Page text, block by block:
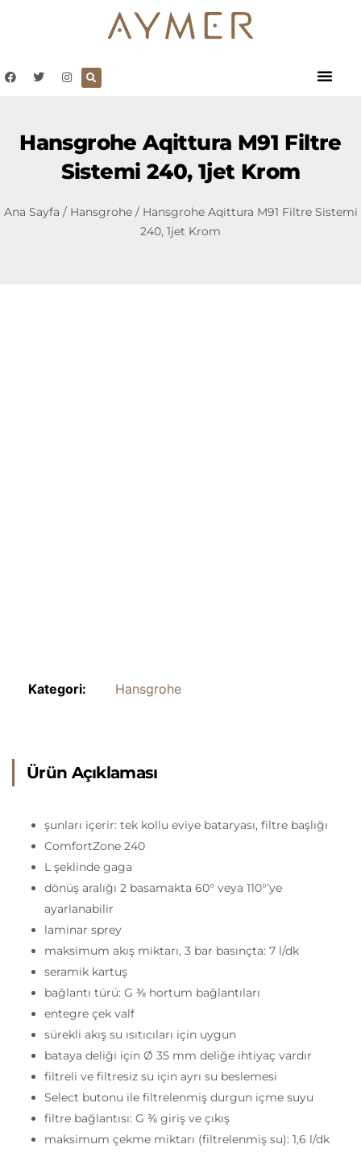
Hansgrohe Aqittura M91 Filtre
Sistemi 240, 1jet Krom
Ana Sayfa / Hansgrohe/ Hansgrohe Aqittura M91 Filtre Sistemi
240, 1jet Krom
Kategori: Hansgrohe
Ürün Açıklaması
şunları içerir: tek kollu eviye bataryası, filtre başlığı
ComfortZone 240
L şeklinde gaga
dönüş aralığı 2 basamakta 60° veya 110°’ye
ayarlanabilir
laminar sprey
maksimum akış miktarı, 3 bar basınçta: 7 l/dk
seramik kartuş
bağlantı türü: G ⅜ hortum bağlantıları
entegre çek valf
sürekli akış su ısıtıcıları için uygun
bataya deliği için Ø 35 mm deliğe ihtiyaç vardır
filtreli ve filtresiz su için ayrı su beslemesi
Select butonu ile filtrelenmiş durgun içme suyu
filtre bağlantısı: G ⅜ giriş ve çıkış
maksimum çekme miktarı (filtrelenmiş su): 1,6 l/dk